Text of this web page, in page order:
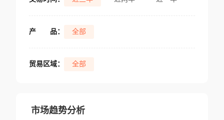
产 品： 全部
贸易区域： 全部
市场趋势分析